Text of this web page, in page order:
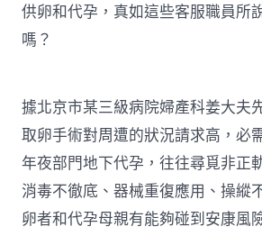
供卵和代孕，真如這些客服職員所
嗎？
據北京市某三級病院婦產科姜大夫
取卵手術對周遭的狀況請求高，必
年夜部門地下代孕，往往尋覓非正
消毒不徹底、器械重復應用、操縱
卵者和代孕母親有能夠碰到安康風